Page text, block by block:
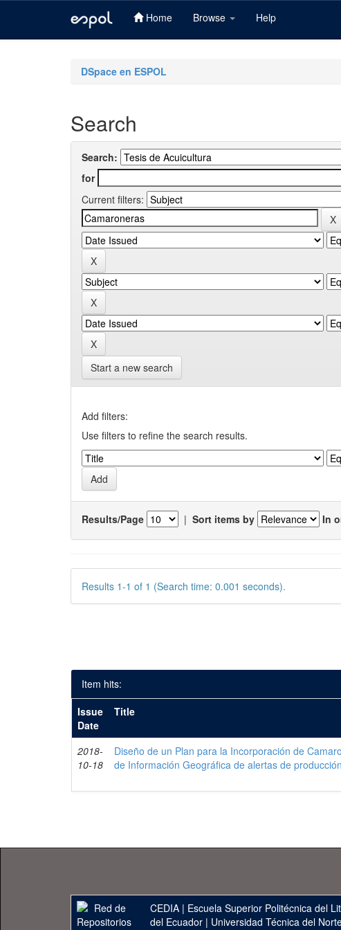
Home Browse Help
DSpace en ESPOL
Search
Search:
for
Current filters:
Start a new search
Add filters:
Use filters to refine the search results.
Results/Page | Sort items by In
Results 1-1 of 1 (Search time: 0.001 seconds).
Item hits:
Issue
Date
Title
2018-
10-18
Diseño de un Plan para la Incorporación de
de Información Geográfica de alertas de producción
CEDIA | Escuela Superior Politécnica del
del Ecuador| Universidad Técnica del